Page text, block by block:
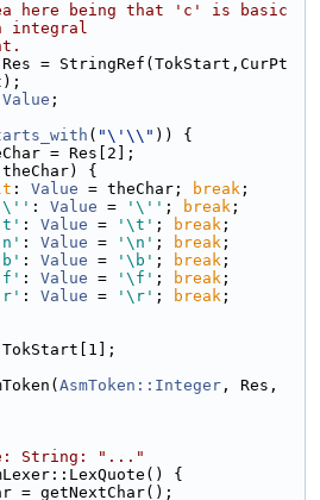
here being that 'c' is basic
integral
= StringRef(TokStart,CurPt
Value ;
( "\'\\" )) {
= Res[2];
{
: Value = theChar; break ;
: Value = '\'' ; break ;
: Value = '\t' ; break ;
: Value = '\n' ; break ;
: Value = '\b' ; break ;
: Value = '\f' ; break ;
: Value = '\r' ; break ;
AsmToken::Integer
String: "..."
{
= getNextChar();